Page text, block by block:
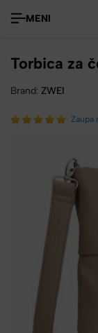
MENI
Torbica za
Brand: ZWEI
Zaupa